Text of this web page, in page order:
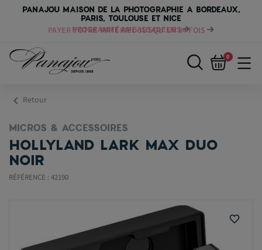
PANAJOU MAISON DE LA PHOTOGRAPHIE A BORDEAUX,
PARIS, TOULOUSE ET NICE
PAYER VOTRE MATÉRIEL JUSQU'EN 84 FOIS
0
chevron_left Retour
MICROS & ACCESSOIRES
HOLLYLAND LARK MAX DUO
NOIR
RÉFÉRENCE : 42190
favorite_border